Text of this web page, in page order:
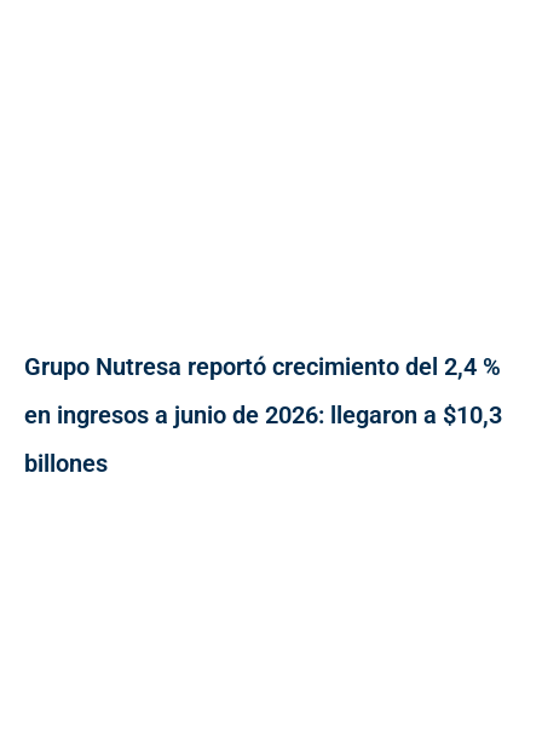
Grupo Nutresa reportó crecimiento del 2,4 %
en ingresos a junio de 2026: llegaron a $10,3
billones